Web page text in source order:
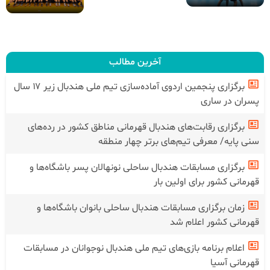
آخرین مطالب
برگزاری پنجمین اردوی آماده‌سازی تیم ملی هندبال زیر ۱۷ سال
پسران در ساری
برگزاری رقابت‌های هندبال قهرمانی مناطق کشور در رده‌های
سنی پایه/ معرفی تیم‌های برتر چهار منطقه
برگزاری مسابقات هندبال ساحلی نونهالان پسر باشگاه‌ها و
قهرمانی کشور برای اولین بار
زمان برگزاری مسابقات هندبال ساحلی بانوان باشگاه‌ها و
قهرمانی کشور اعلام شد
اعلام برنامه بازی‌های تیم ملی هندبال نوجوانان در مسابقات
قهرمانی آسیا